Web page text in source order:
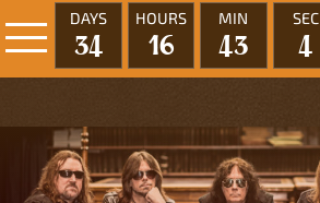
DAYS
34
HOURS
16
MIN
43
SEC
4